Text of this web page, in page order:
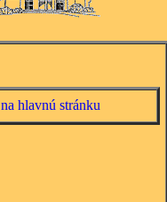
hlavnú stránku